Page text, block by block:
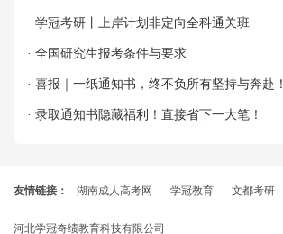
· 学冠考研丨上岸计划非定向全科通关班
· 全国研究生报考条件与要求
· 喜报｜一纸通知书，终不负所有坚持与奔赴！
· 录取通知书隐藏福利！直接省下一大笔！
友情链接： 湖南成人高考网 学冠教育 文都考研
河北学冠奇绩教育科技有限公司